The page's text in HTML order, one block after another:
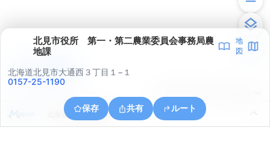
北見市役所 第一・第二農業委員会事務局農
地課
地
図
北海道北見市大通西３丁目１−１
0157-25-1190
保存 共有 ルート
北海道北見市光葉町
アプリで見る